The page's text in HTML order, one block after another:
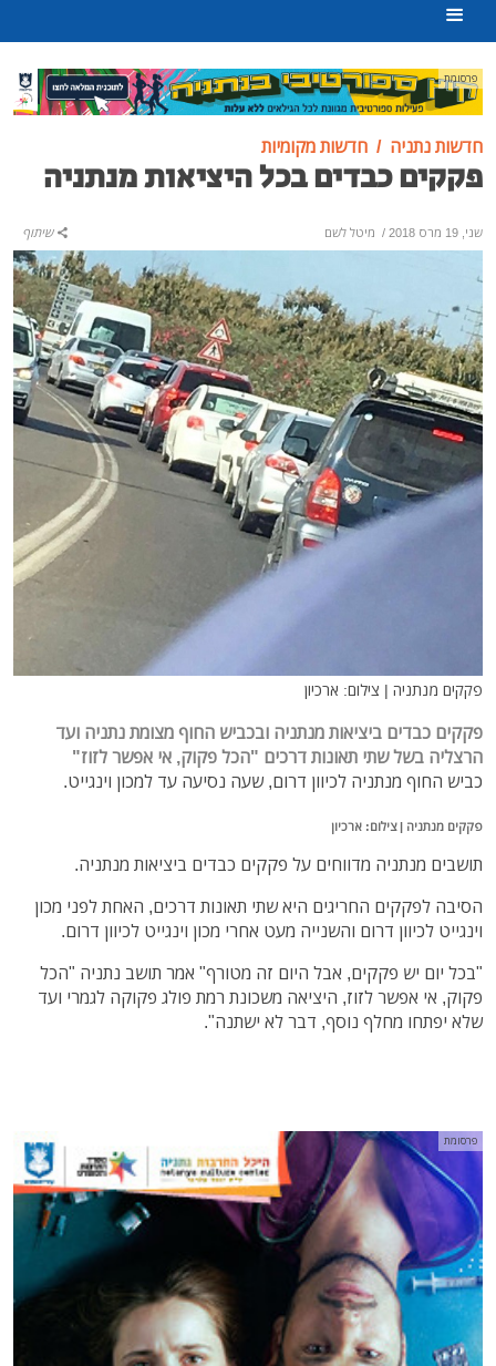
פרסומת
חדשות נתניה חדשות מקומיות
פקקים כבדים בכל היציאות מנתניה
שני, 19 מרס 2018 / מיטל לשם שיתוף
פקקים מנתניה | צילום: ארכיון
פקקים כבדים ביציאות מנתניה ובכביש החוף מצומת נתניה ועד
הרצליה בשל שתי תאונות דרכים "הכל פקוק, אי אפשר לזוז"
כביש החוף מנתניה לכיוון דרום, שעה נסיעה עד למכון וינגייט.
פקקים מנתניה | צילום: ארכיון
תושבים מנתניה מדווחים על פקקים כבדים ביציאות מנתניה.
הסיבה לפקקים החריגים היא שתי תאונות דרכים, האחת לפני מכון
וינגייט לכיוון דרום והשנייה מעט אחרי מכון וינגייט לכיוון דרום.
"בכל יום יש פקקים, אבל היום זה מטורף" אמר תושב נתניה "הכל
פקוק, אי אפשר לזוז, היציאה משכונת רמת פולג פקוקה לגמרי ועד
שלא יפתחו מחלף נוסף, דבר לא ישתנה".
פרסומת